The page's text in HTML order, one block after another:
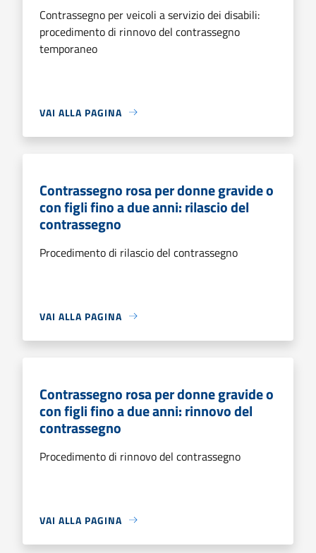
Contrassegno per veicoli a servizio dei disabili:
procedimento di rinnovo del contrassegno
temporaneo
VAI ALLA PAGINA
Contrassegno rosa per donne gravide o
con figli fino a due anni: rilascio del
contrassegno
Procedimento di rilascio del contrassegno
VAI ALLA PAGINA
Contrassegno rosa per donne gravide o
con figli fino a due anni: rinnovo del
contrassegno
Procedimento di rinnovo del contrassegno
VAI ALLA PAGINA